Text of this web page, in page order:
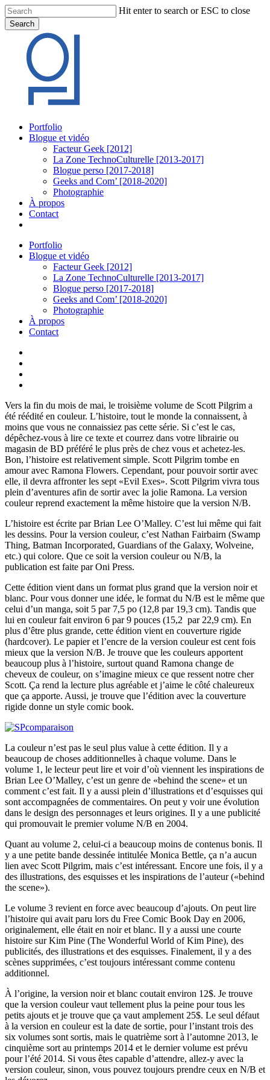
Skip
to
main
content
Hit enter to search or ESC to close
Search
Search
Menu
Portfolio
Blogue et vidéo
Facteur Geek [2012]
La Zone TechnoCulturelle [2013-2017]
Blogue perso [2017-2018]
Geeks and Com’ [2018-2020]
Photographie
À propos
Contact
Portfolio
Blogue et vidéo
Facteur Geek [2012]
La Zone TechnoCulturelle [2013-2017]
Blogue perso [2017-2018]
Geeks and Com’ [2018-2020]
Photographie
À propos
Contact
Vers la fin du mois de mai, le troisième volume de Scott Pilgrim a
été réédité en couleur. L’histoire, tout le monde la connaissent, à
moins que vous ne connaissiez pas cette série. Si c’est le cas,
dépêchez-vous à lire ce texte et courrez dans votre librairie ou
magasin de BD préféré le plus près de chez vous et achetez-les.
Bon, l’histoire est relativement simple. Scott Pilgrim tombe en
amour avec Ramona Flowers. Cependant, pour pouvoir sortir avec
elle, il devra affronter les sept «Evil Exes». Scott Pilgrim vivra tous
plein d’aventures afin de sortir avec la jolie Ramona. La version
couleur reprend exactement la même histoire que la version N/B.
L’histoire est écrite par Brian Lee O’Malley. C’est lui même qui fait
les dessins. Pour la version couleur, c’est Nathan Fairbairn (Swamp
Thing, Batman Incorporated, Guardians of the Galaxy, Wolveine,
etc.) qui colore. Que ce soit la version couleur ou N/B, la
publication est faite par Oni Press.
Cette édition vient dans un format plus grand que la version noir et
blanc. Pour vous donner une idée, le format du N/B est le même que
celui d’un manga, soit 5 par 7,5 po (12,8 par 19,3 cm). Tandis que
lui en couleur fait environ 6 par 9 pouces (15,2 par 22,9 cm). En
plus d’être plus grande, cette édition vient en couverture rigide
(hardcover). Le papier et l’encre de la version couleur est cent fois
mieux que la version N/B. Je trouve que les couleurs apportent
beaucoup plus à l’histoire, surtout quand Ramona change de
cheveux de couleur, on s’imagine mieux ce que ressent notre cher
Scott. Ça rend la lecture plus agréable et j’aime le côté chaleureux
que ça apporte. Aussi, je trouve que l’édition avec la couverture
rigide donne un style comic book.
La couleur n’est pas le seul plus value à cette édition. Il y a
beaucoup de choses additionnelles à chaque volume. Dans le
volume 1, le lecteur peut lire et voir d’où viennent les inspirations de
Brian Lee O’Malley, c’est un genre de «behind the scene» et un
comment c’est fait. Il y a aussi plein d’illustrations et d’esquisses qui
sont accompagnées de commentaires. On peut y voir une évolution
dans le design des personnages et leurs origines. Il y a une publicité
qui promouvait le premier volume N/B en 2004.
Quant au volume 2, celui-ci a beaucoup moins de contenus bonis. Il
y a une petite bande dessinée intitulée Monica Bettle, ça n’a aucun
lien avec Scott Pilgrim, mais c’est intéressant. Encore une fois, il y a
des illustrations, des esquisses et les inspirations de l’auteur («behind
the scene»).
Le volume 3 revient en force avec beaucoup d’ajouts. On peut lire
l’histoire qui avait paru lors du Free Comic Book Day en 2006,
originalement, elle était en noir et blanc. Il y a aussi une courte
histoire sur Kim Pine (The Wonderful World of Kim Pine), des
publicités, des illustrations et des esquisses. Finalement, il y a des
scènes supprimées, c’est toujours intéressant comme contenu
additionnel.
À l’origine, la version noir et blanc coutait environ 12$. Je trouve
que la version couleur vaut tellement plus la peine pour tous les
petits ajouts et je trouve que ça vaut amplement 25$. Le seul défaut
à la version en couleur est la date de sortie, pour l’instant trois des
six volumes sont sortis, mais le quatrième sort à l’automne 2013, le
cinquième sort au printemps 2014 et le dernier volume est prévu
pour l’été 2014. Si vous êtes capable d’attendre, allez-y avec la
version couleur, sinon, vous pouvez toujours prendre ceux en N/B et